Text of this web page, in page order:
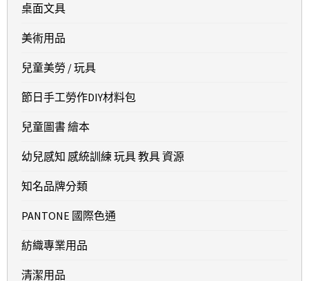
桌面文具
美術用品
兒童美勞 / 玩具
節日手工勞作DIY材料包
兒童圖書 繪本
幼兒感知 感統訓練 玩具 教具 資源
知名品牌分類
PANTONE 國際色通
紡織專業用品
清潔用品